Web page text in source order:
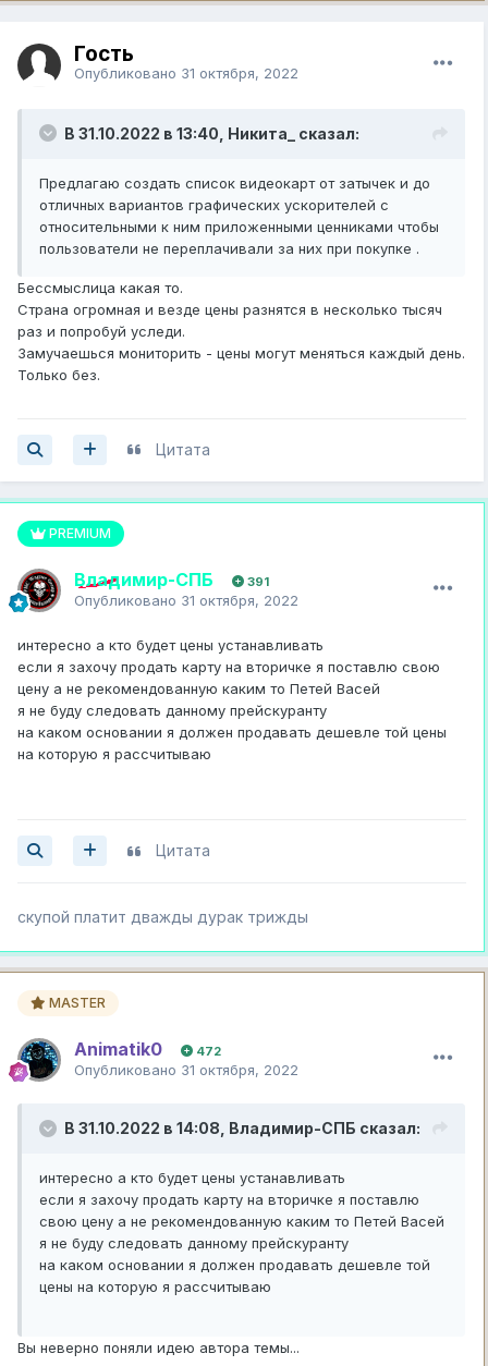
Гость
Опубликовано 31 октября, 2022
В 31.10.2022 в 13:40, Никита_ сказал:
Предлагаю создать список видеокарт от затычек и до
отличных вариантов графических ускорителей с
относительными к ним приложенными ценниками чтобы
пользователи не переплачивали за них при покупке .
Бессмыслица какая то.
Страна огромная и везде цены разнятся в несколько тысяч
раз и попробуй уследи.
Замучаешься мониторить - цены могут меняться каждый день.
Только без.
Цитата
PREMIUM
Владимир-СПБ 391
Опубликовано 31 октября, 2022
интересно а кто будет цены устанавливать
если я захочу продать карту на вторичке я поставлю свою
цену а не рекомендованную каким то Петей Васей
я не буду следовать данному прейскуранту
на каком основании я должен продавать дешевле той цены
на которую я рассчитываю
Цитата
скупой платит дважды дурак трижды
MASTER
Animatik0 472
Опубликовано 31 октября, 2022
В 31.10.2022 в 14:08, Владимир-СПБ сказал:
интересно а кто будет цены устанавливать
если я захочу продать карту на вторичке я поставлю
свою цену а не рекомендованную каким то Петей Васей
я не буду следовать данному прейскуранту
на каком основании я должен продавать дешевле той
цены на которую я рассчитываю
Вы неверно поняли идею автора темы...